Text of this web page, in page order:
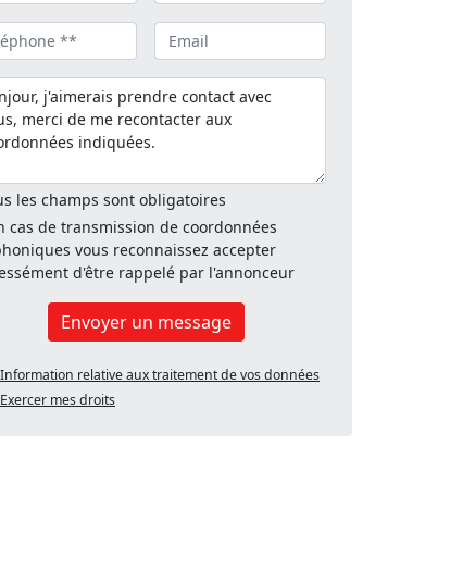
les champs sont obligatoires
cas de transmission de coordonnées
vous reconnaissez accepter
d'être rappelé par l'annonceur
Envoyer un message
Information relative aux traitement de vos données
Exercer mes droits